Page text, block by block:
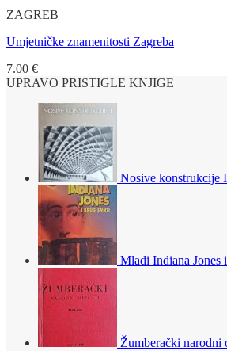
ZAGREB
Umjetničke znamenitosti Zagreba
7.00 €
UPRAVO PRISTIGLE KNJIGE
Nosive konstrukcije I
Mladi Indiana Jones
Žumberački narodni